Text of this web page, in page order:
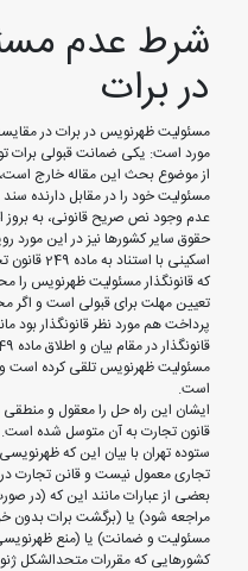
شرط عدم
در برات
مسئولیت ظهرنویس در برات در
مورد است: یکی ضمانت قبولی برات
از موضوع بحث این مقاله خارج است،
مسئولیت خود را در مقابل دارنده
عدم وجود نص صریح قانونی، به
حقوق سایر کشورها نیز در این
اسکینی با
تعیین مهلت برای قبولی است و
مسئولیت ظهرنویس تلقی کرده است
است.
قانون تجارت به آن متوسل شده است.
ستوده تهران با بیان این که
تجاری معمول نیست و قانن
بعضی از عبارات مانند این که (در
مراجعه شود) یا (برگشت برات بدون
مسئولیت و ضمانت) یا (منع
کشورهایی که مقررات متحدالشکل ژنو